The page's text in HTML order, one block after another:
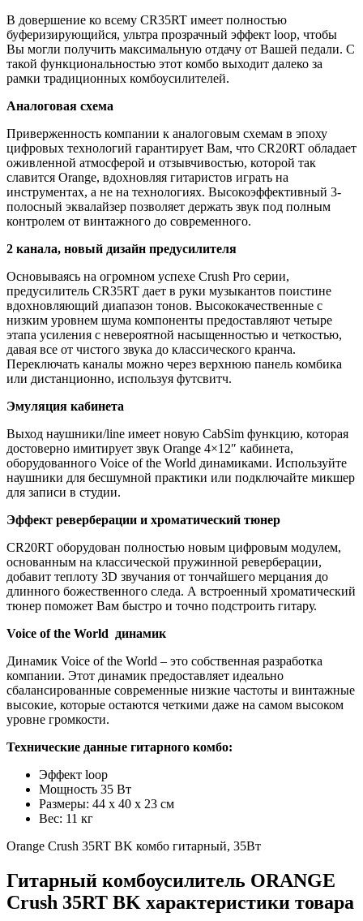
В довершение ко всему CR35RT имеет полностью
буферизирующийся, ультра прозрачный эффект loop, чтобы
Вы могли получить максимальную отдачу от Вашей педали. С
такой функциональностью этот комбо выходит далеко за
рамки традиционных комбоусилителей.
Аналоговая схема
Приверженность компании к аналоговым схемам в эпоху
цифровых технологий гарантирует Вам, что CR20RT обладает
оживленной атмосферой и отзывчивостью, которой так
славится Orange, вдохновляя гитаристов играть на
инструментах, а не на технологиях. Высокоэффективный 3-
полосный эквалайзер позволяет держать звук под полным
контролем от винтажного до современного.
2 канала, новый дизайн предусилителя
Основываясь на огромном успехе Crush Pro серии,
предусилитель CR35RT дает в руки музыкантов поистине
вдохновляющий диапазон тонов. Высококачественные с
низким уровнем шума компоненты предоставляют четыре
этапа усиления с невероятной насыщенностью и четкостью,
давая все от чистого звука до классического кранча.
Переключать каналы можно через верхнюю панель комбика
или дистанционно, используя футсвитч.
Эмуляция кабинета
Выход наушники/line имеет новую CabSim функцию, которая
достоверно имитирует звук Orange 4×12″ кабинета,
оборудованного Voice of the World динамиками. Используйте
наушники для бесшумной практики или подключайте микшер
для записи в студии.
Эффект реверберации и хроматический тюнер
CR20RT оборудован полностью новым цифровым модулем,
основанным на классической пружинной реверберации,
добавит теплоту 3D звучания от тончайшего мерцания до
длинного божественного следа. А встроенный хроматический
тюнер поможет Вам быстро и точно подстроить гитару.
Voice of the World динамик
Динамик Voice of the World – это собственная разработка
компании. Этот динамик предоставляет идеально
сбалансированные современные низкие частоты и винтажные
высокие, которые остаются четкими даже на самом высоком
уровне громкости.
Технические данные гитарного комбо:
Эффект loop
Мощность 35 Вт
Размеры: 44 х 40 х 23 см
Вес: 11 кг
Orange Crush 35RT BK комбо гитарный, 35Вт
Гитарный комбоусилитель ORANGE
Crush 35RT BK характеристики товара